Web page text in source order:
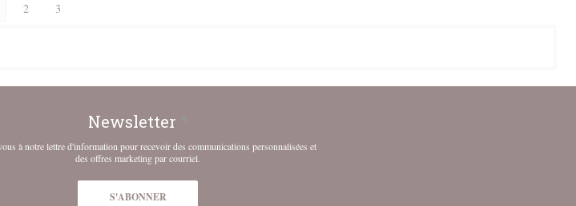
2 3
Newsletter
à notre lettre d'information pour recevoir des communications personnalisées et
des offres marketing par courriel.
S'ABONNER